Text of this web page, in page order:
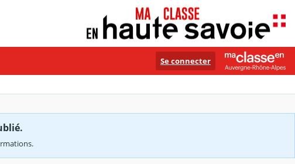
Se connecter